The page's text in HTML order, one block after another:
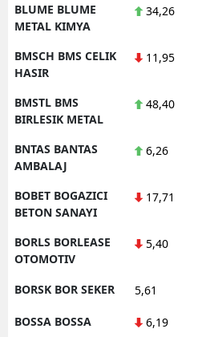
BLUME BLUME
METAL KIMYA
34,26
BMSCH BMS CELIK
HASIR
11,95
BMSTL BMS
BIRLESIK METAL
48,40
BNTAS BANTAS
AMBALAJ
6,26
BOBET BOGAZICI
BETON SANAYI
17,71
BORLS BORLEASE
OTOMOTIV
5,40
BORSK BOR SEKER 5,61
BOSSA BOSSA 6,19